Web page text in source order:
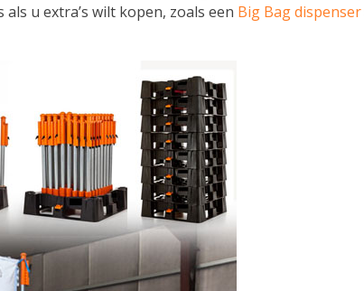
u extra’s wilt kopen, zoals een Big Bag dispenser